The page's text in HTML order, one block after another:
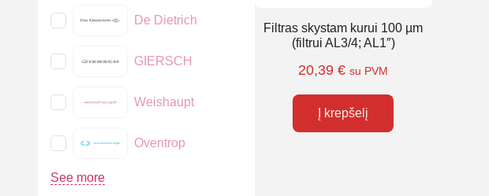
De Dietrich
GIERSCH
Weishaupt
Oventrop
See more
Filtras skystam kurui 100 µm
(filtrui AL3/4; AL1″)
20,39€ su PVM
Į krepšelį